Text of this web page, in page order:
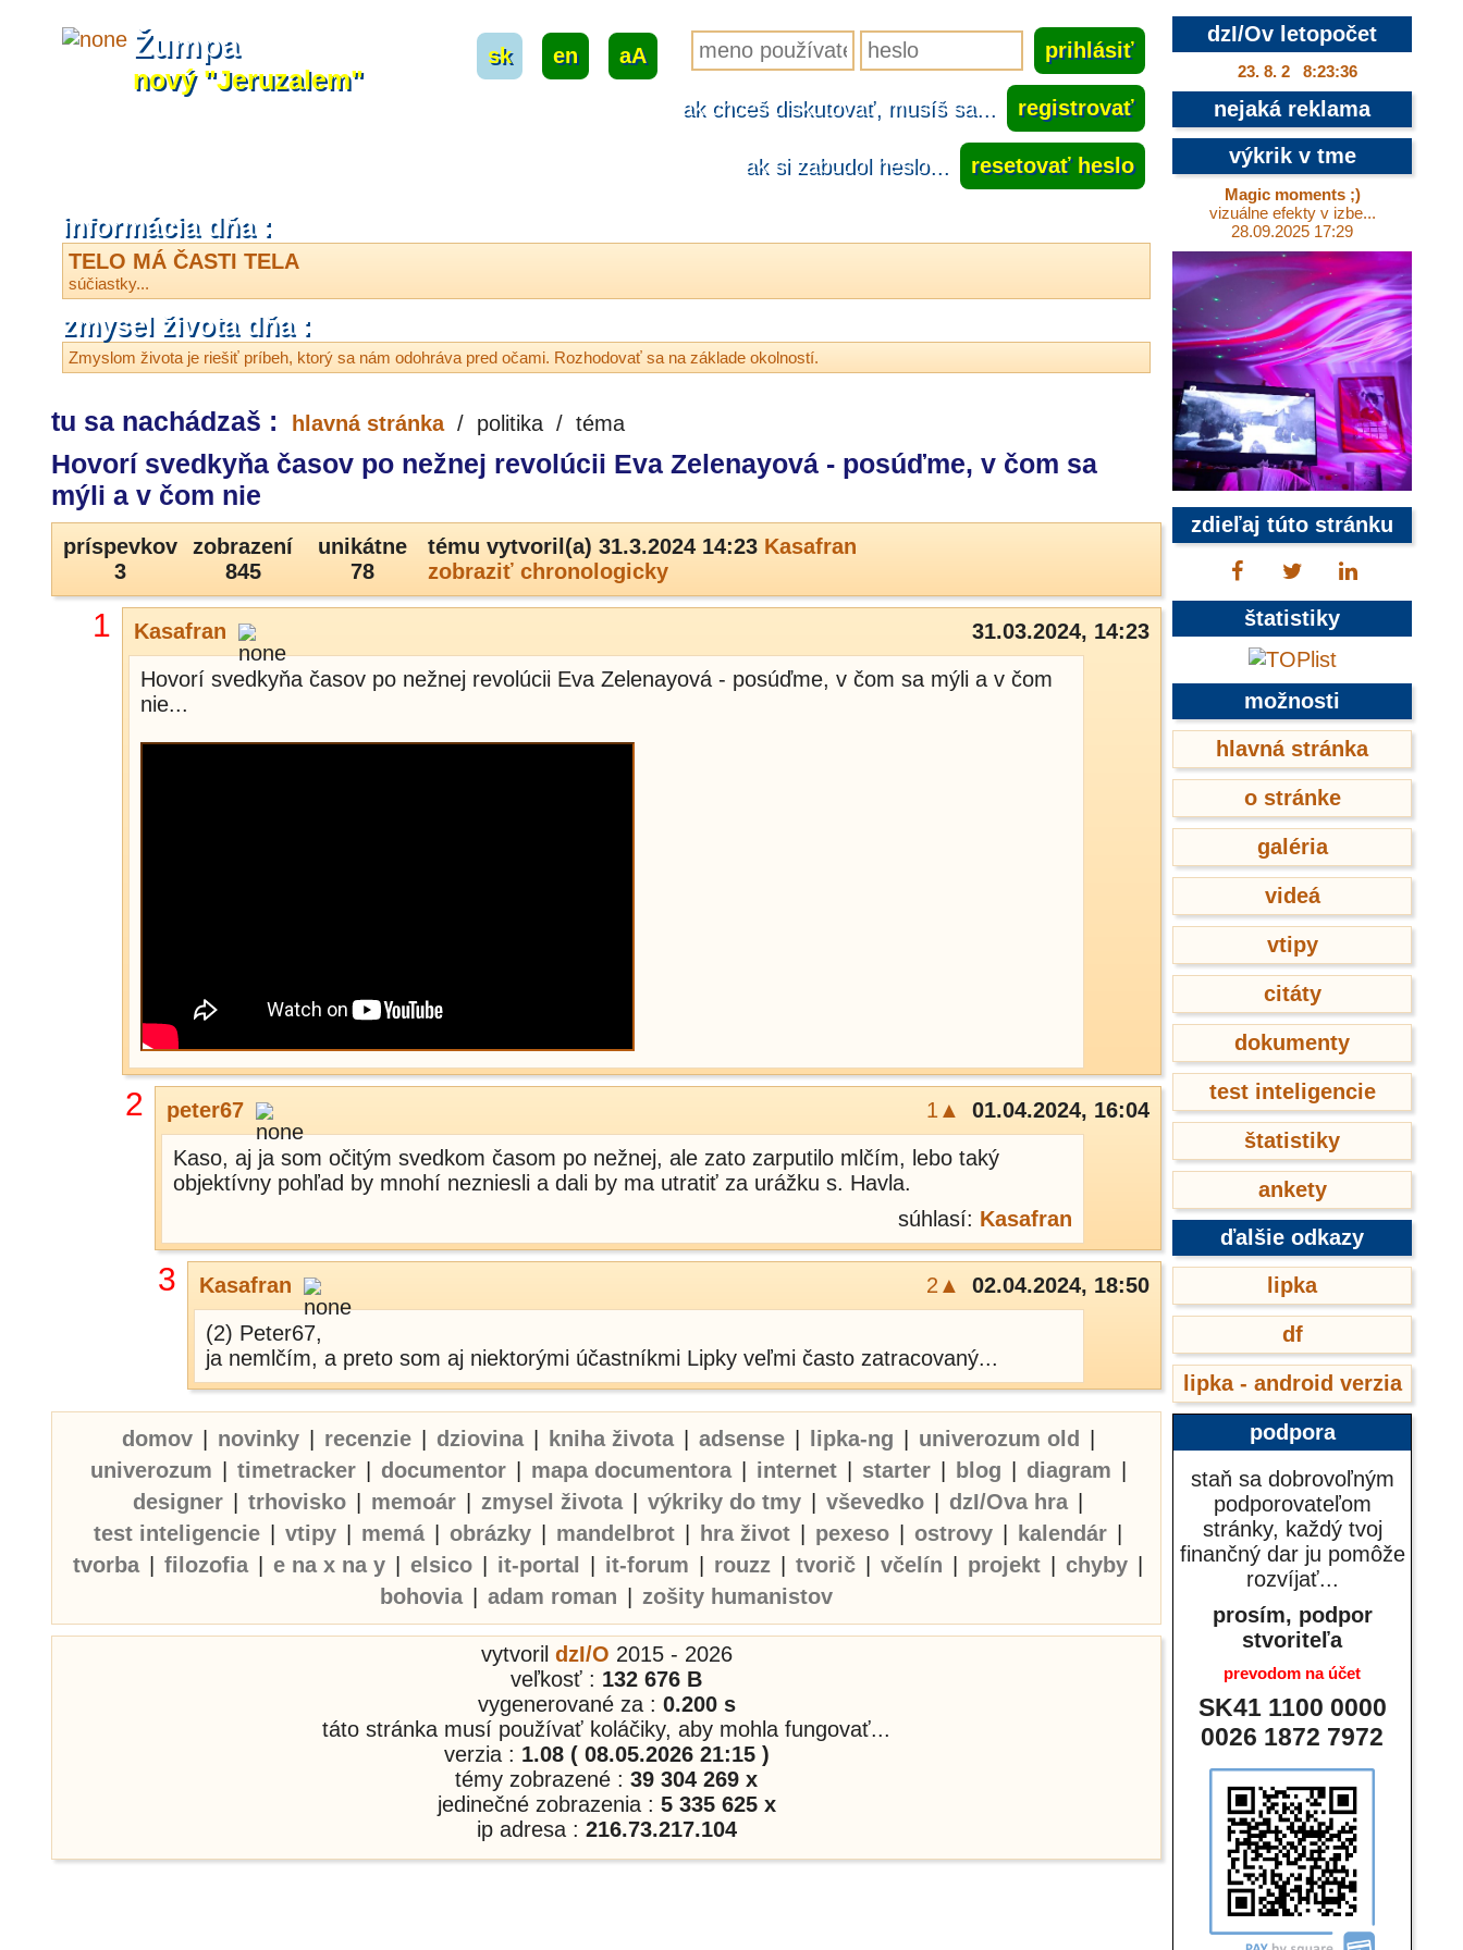
Žumpa
nový "Jeruzalem"
sk en aA
ak chceš diskutovať, musíš sa... registrovať
ak si zabudol heslo... resetovať heslo
informácia dňa :
TELO MÁ ČASTI TELA
súčiastky...
zmysel života dňa :
Zmyslom života je riešiť príbeh, ktorý sa nám odohráva pred očami. Rozhodovať sa na základe okolností.
tu sa nachádzaš : hlavná stránka / politika / téma
Hovorí svedkyňa časov po nežnej revolúcii Eva Zelenayová - posúďme, v čom sa
mýli a v čom nie
príspevkov
3
zobrazení
845
unikátne
78
tému vytvoril(a) 31.3.2024 14:23 Kasafran
zobraziť chronologicky
1 Kasafran
31.03.2024, 14:23
Hovorí svedkyňa časov po nežnej revolúcii Eva Zelenayová - posúďme, v čom sa mýli a v čom
nie...
2 peter67 1▲
01.04.2024, 16:04
Kaso, aj ja som očitým svedkom časom po nežnej, ale zato zarputilo mlčím, lebo taký
objektívny pohľad by mnohí nezniesli a dali by ma utratiť za urážku s. Havla.
súhlasí: Kasafran
3 Kasafran 2▲
02.04.2024, 18:50
(2) Peter67,
ja nemlčím, a preto som aj niektorými účastníkmi Lipky veľmi často zatracovaný...
domov novinky recenzie dziovina kniha života adsense lipka-ng univerozum old
univerozum
timetracker documentor mapa documentora internet starter blog diagram
designer
trhovisko memoár zmysel života výkriky do tmy vševedko dzI/Ova hra
test inteligencie
vtipy memá obrázky mandelbrot hra život pexeso ostrovy kalendár
tvorba
filozofia e na x na y elsico it-portal it-forum rouzz tvorič včelín projekt chyby
bohovia
adam roman zošity humanistov
vytvoril dzI/O 2015 - 2026
veľkosť : 132 676 B
vygenerované za : 0.200 s
táto stránka musí používať koláčiky, aby mohla fungovať...
verzia : 1.08 ( 08.05.2026 21:15 )
témy zobrazené : 39 304 269 x
jedinečné zobrazenia : 5 335 625 x
ip adresa : 216.73.217.104
dzI/Ov letopočet
23. 8. 2 8:23:37
nejaká reklama
výkrik v tme
Magic moments ;)
vizuálne efekty v izbe...
28.09.2025 17:29
zdieľaj túto stránku
štatistiky
možnosti
hlavná stránka
o stránke
galéria
videá
vtipy
citáty
dokumenty
test inteligencie
štatistiky
ankety
ďalšie odkazy
lipka
df
lipka - android verzia
podpora
staň sa dobrovoľným
podporovateľom
stránky, každý tvoj
finančný dar ju pomôže
rozvíjať...
prosím, podpor
stvoriteľa
prevodom na účet
SK41 1100 0000
0026 1872 7972